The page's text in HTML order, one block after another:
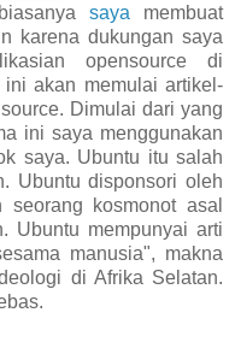
saya membuat
karena dukungan saya
opensource di
ini akan memulai artikel-
Dimulai dari yang
ini saya menggunakan
saya. Ubuntu itu salah
Ubuntu disponsori oleh
kosmonot asal
Ubuntu mempunyai arti
manusia", makna
di Afrika Selatan.